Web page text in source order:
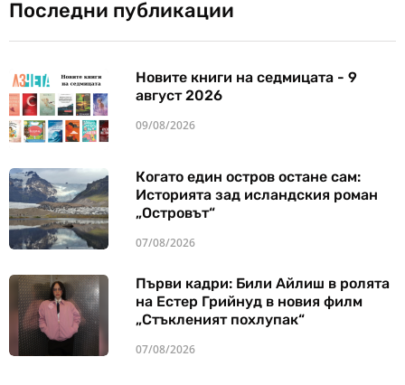
Последни публикации
Новите книги на седмицата - 9
август 2026
09/08/2026
Когато един остров остане сам:
Историята зад исландския роман
„Островът“
07/08/2026
Първи кадри: Били Айлиш в ролята
на Естер Грийнуд в новия филм
„Стъкленият похлупак“
07/08/2026